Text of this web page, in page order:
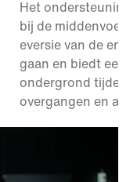
Het
bij de middenvoet
eversie van de
gaan en biedt een
ondergrond tijdens
overgangen en